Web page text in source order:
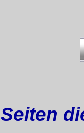
Seiten